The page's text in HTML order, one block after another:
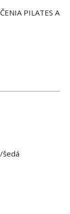
PILATES A
šedá